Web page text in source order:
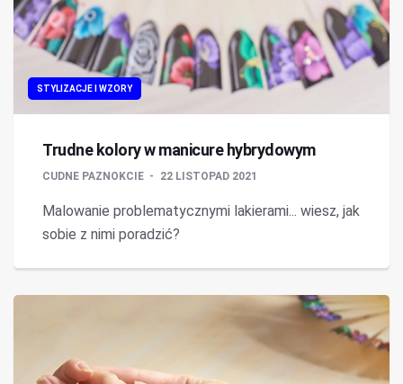
STYLIZACJE I WZORY
Trudne kolory w manicure hybrydowym
CUDNE PAZNOKCIE 22 LISTOPAD 2021
Malowanie problematycznymi lakierami... wiesz, jak
sobie z nimi poradzić?